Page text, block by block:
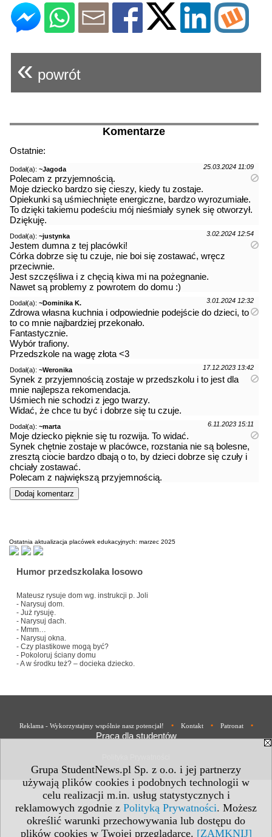
Grupa StudentNews.pl Sp. z o.o. i jej partnerzy
używają plików cookies i podobnych technologii w
celu realizacji m.in. usług statystycznych i
reklamowych zgodnie z Polityką Prywatności. Możesz
określić warunki przechowywania lub dostępu do
plików cookies w Twojej przeglądarce. [ZAMKNIJ]
Humor przedszkolaka losowo
Mateusz rysuje dom wg. instrukcji p. Joli
- Narysuj dom.
- Już rysuję.
- Narysuj dach.
- Mmm…
- Narysuj okna.
- Czy plastikowe mogą być?
- Pokoloruj ściany domu
- A w środku też? – docieka dziecko.
« powrót
Komentarze
Ostatnie:
25.03.2024 11:09
Dodał(a): ~Jagoda
Polecam z przyjemnością.
Moje dziecko bardzo się cieszy, kiedy tu zostaje.
Opiekunki są uśmiechnięte energiczne, bardzo wyrozumiałe.
To dzięki takiemu podeściu mój nieśmiały synek się otworzył.
Dziękuję.
3.02.2024 12:54
Dodał(a): ~justynka
Jestem dumna z tej placówki!
Córka dobrze się tu czuje, nie boi się zostawać, wręcz
przeciwnie.
Jest szczęśliwa i z chęcią kiwa mi na pożegnanie.
Nawet są problemy z powrotem do domu :)
3.01.2024 12:32
Dodał(a): ~Dominika K.
Zdrowa własna kuchnia i odpowiednie podejście do dzieci, to
to co mnie najbardziej przekonało.
Fantastycznie.
Wybór trafiony.
Przedszkole na wagę złota <3
17.12.2023 13:42
Dodał(a): ~Weronika
Synek z przyjemnością zostaje w przedszkolu i to jest dla
mnie najlepsza rekomendacja.
Uśmiech nie schodzi z jego twarzy.
Widać, że chce tu być i dobrze się tu czuje.
6.11.2023 15:11
Dodał(a): ~marta
Moje dziecko pięknie się tu rozwija. To widać.
Synek chętnie zostaje w placówce, rozstania nie są bolesne,
zresztą ciocie bardzo dbają o to, by dzieci dobrze się czuły i
chciały zostawać.
Polecam z największą przyjemnością.
Ostatnia aktualizacja placówek edukacyjnych: marzec 2025
Reklama - Wykorzystajmy wspólnie nasz potencjał! • Kontakt • Patronat •
Praca dla studentów